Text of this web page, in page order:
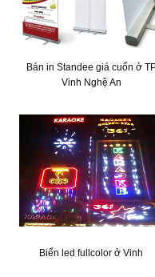
Bán in Standee giá cuốn ở
Vinh Nghệ An
Biển led fullcolor ở Vinh